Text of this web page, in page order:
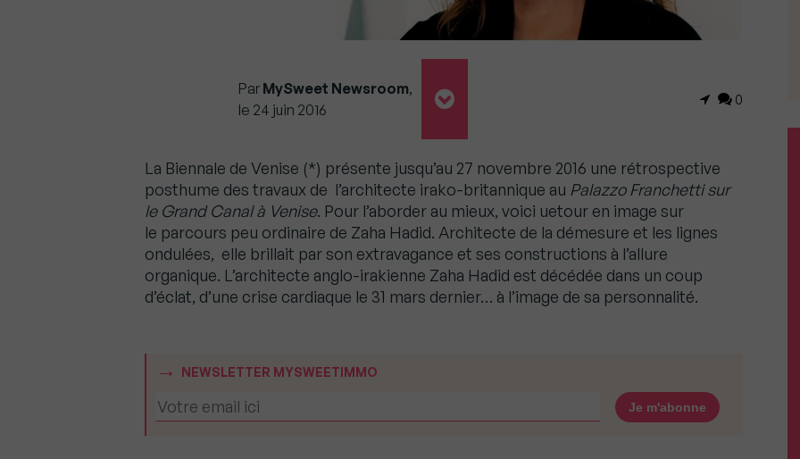
Par MySweet Newsroom,
le 24 juin 2016
0
La Biennale de Venise (*) présente jusqu’au 27 novembre 2016 une rétrospective
posthume des travaux de l’architecte irako-britannique au Palazzo Franchetti sur
le Grand Canal à Venise. Pour l’aborder au mieux, voici uetour en image sur
le parcours peu ordinaire de Zaha Hadid. Architecte de la démesure et les lignes
ondulées, elle brillait par son extravagance et ses constructions à l’allure
organique. L’architecte anglo-irakienne Zaha Hadid est décédée dans un coup
d’éclat, d’une crise cardiaque le 31 mars dernier… à l’image de sa personnalité.
NEWSLETTER MYSWEETIMMO